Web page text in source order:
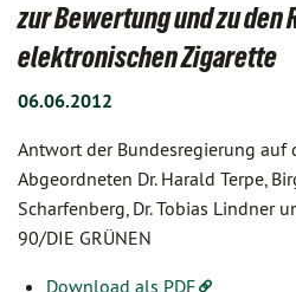
zur Bewertung und zu den
elektronischen Zigarette
06.06.2012
Antwort der Bundesregierung auf
Abgeordneten Dr. Harald Terpe,
Scharfenberg, Dr. Tobias Lindner
90/DIE GRÜNEN
Download als PDF